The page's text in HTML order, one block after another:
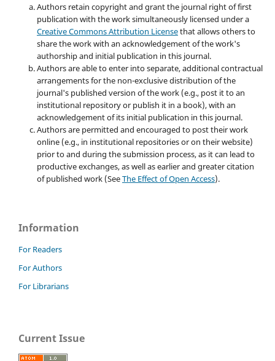
Authors retain copyright and grant the journal right of first
publication with the work simultaneously licensed under a
Creative Commons Attribution Licensethat allows others to
share the work with an acknowledgement of the work's
authorship and initial publication in this journal.
Authors are able to enter into separate, additional contractual
arrangements for the non-exclusive distribution of the
journal's published version of the work (e.g., post it to an
institutional repository or publish it in a book), with an
acknowledgement of its initial publication in this journal.
Authors are permitted and encouraged to post their work
online (e.g., in institutional repositories or on their website)
prior to and during the submission process, as it can lead to
productive exchanges, as well as earlier and greater citation
of published work (SeeThe Effect of Open Access).
Information
For Readers
For Authors
For Librarians
Current Issue